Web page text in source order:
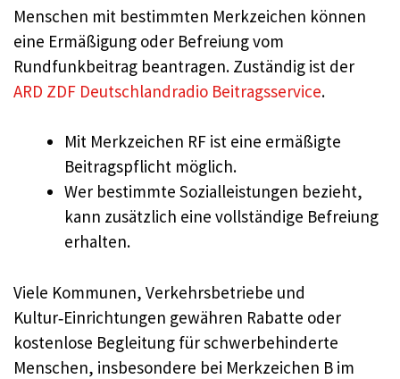
Menschen mit bestimmten Merkzeichen können
eine Ermäßigung oder Befreiung vom
Rundfunkbeitrag beantragen. Zuständig ist der
ARD ZDF Deutschlandradio Beitragsservice.
Mit Merkzeichen RF ist eine ermäßigte
Beitragspflicht möglich.
Wer bestimmte Sozialleistungen bezieht,
kann zusätzlich eine vollständige Befreiung
erhalten.
Viele Kommunen, Verkehrsbetriebe und
Kultur‑Einrichtungen gewähren Rabatte oder
kostenlose Begleitung für schwerbehinderte
Menschen, insbesondere bei Merkzeichen B im